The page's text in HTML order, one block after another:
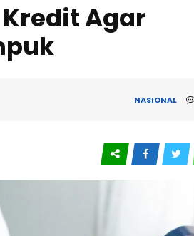
Agar
NASIONAL